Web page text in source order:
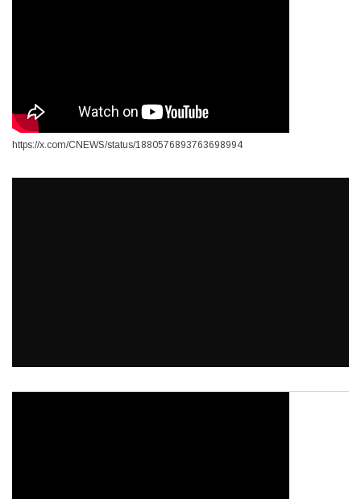
https://x.com/CNEWS/status/1880576893763698994